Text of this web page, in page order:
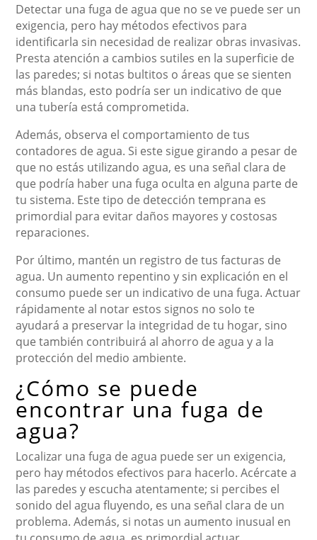
Detectar una fuga de agua que no se ve puede ser un
exigencia, pero hay métodos efectivos para
identificarla sin necesidad de realizar obras invasivas.
Presta atención a cambios sutiles en la superficie de
las paredes; si notas bultitos o áreas que se sienten
más blandas, esto podría ser un indicativo de que
una tubería está comprometida.
Además, observa el comportamiento de tus
contadores de agua. Si este sigue girando a pesar de
que no estás utilizando agua, es una señal clara de
que podría haber una fuga oculta en alguna parte de
tu sistema. Este tipo de detección temprana es
primordial para evitar daños mayores y costosas
reparaciones.
Por último, mantén un registro de tus facturas de
agua. Un aumento repentino y sin explicación en el
consumo puede ser un indicativo de una fuga. Actuar
rápidamente al notar estos signos no solo te
ayudará a preservar la integridad de tu hogar, sino
que también contribuirá al ahorro de agua y a la
protección del medio ambiente.
¿Cómo se puede
encontrar una fuga de
agua?
Localizar una fuga de agua puede ser un exigencia,
pero hay métodos efectivos para hacerlo. Acércate a
las paredes y escucha atentamente; si percibes el
sonido del agua fluyendo, es una señal clara de un
problema. Además, si notas un aumento inusual en